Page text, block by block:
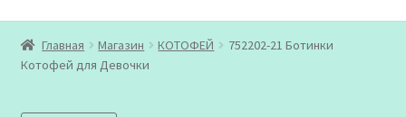
Obuvmart.pro | Детская обувь мелким оптом
Магазин
Главная Магазин КОТОФЕЙ
752202-21 Ботинки
Котофей для Девочки